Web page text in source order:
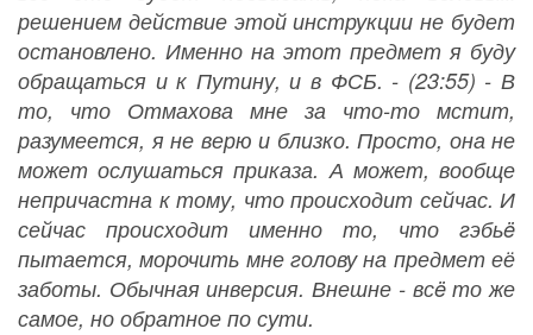
решением действие этой инструкции не будет
остановлено. Именно на этот предмет я буду
обращаться и к Путину, и в ФСБ. - (23:55) - В
то, что Отмахова мне за что-то мстит,
разумеется, я не верю и близко. Просто, она не
может ослушаться приказа. А может, вообще
непричастна к тому, что происходит сейчас. И
сейчас происходит именно то, что гэбьë
пытается, морочить мне голову на предмет её
заботы. Обычная инверсия. Внешне - всë то же
самое, но обратное по сути.